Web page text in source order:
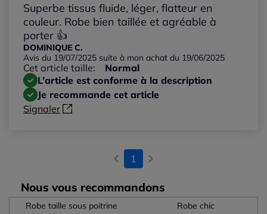
Superbe tissus fluide, léger, flatteur en
couleur. Robe bien taillée et agréable à
porter 👍
DOMINIQUE C.
Avis du 19/07/2025 suite à mon achat du 19/06/2025
Cet article taille:
Normal
L’article est conforme à la description
Je recommande cet article
Signaler
1
Nous vous recommandons
Robe taille sous poitrine
Robe chic